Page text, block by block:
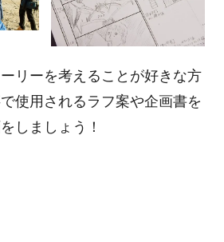
リーを考えることが好きな方
使用されるラフ案や企画書を
しましょう！